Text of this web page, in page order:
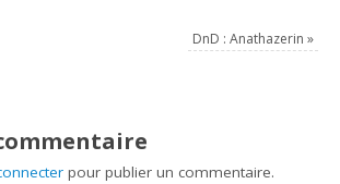
DnD : Anathazerin »
pour publier un commentaire.